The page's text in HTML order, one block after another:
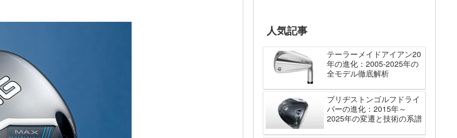
人気記事
テーラーメイドアイアン20
年の進化：2005-2025年の
全モデル徹底解析
ブリヂストンゴルフドライ
バーの進化：2015年～
2025年の変遷と技術の系譜